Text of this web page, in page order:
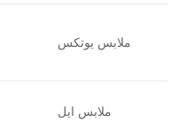
ملابس يوتكس
ملابس ايل